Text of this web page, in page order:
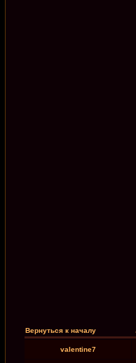
Вернуться к началу
valentine7